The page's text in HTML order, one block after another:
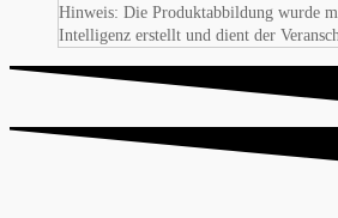
Hinweis: Die Produktabbildung wurde
Intelligenz erstellt und dient der